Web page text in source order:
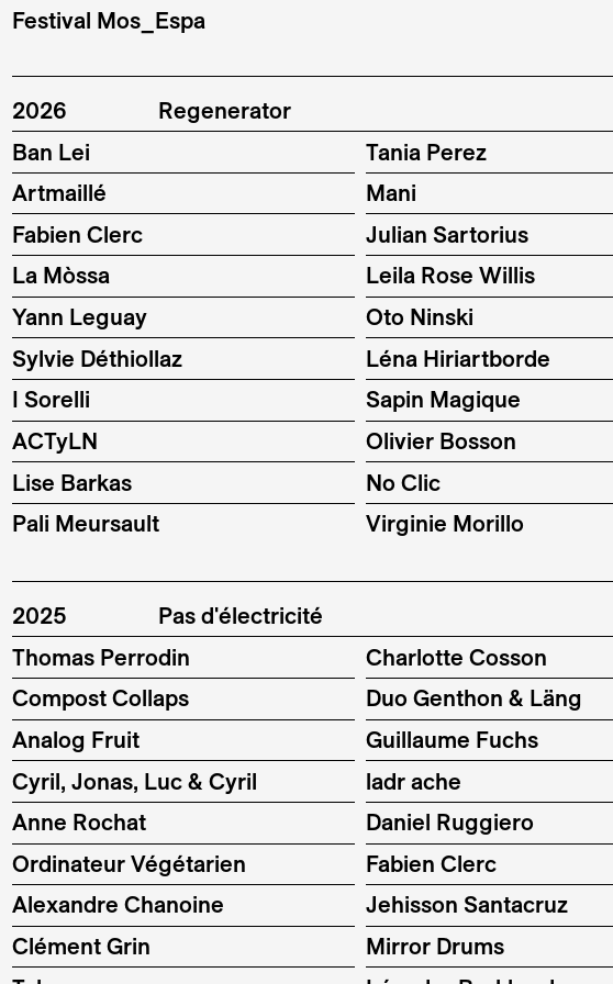
Festival Mos_Espa
2026
Regenerator
Ban Lei
Tania Perez
Artmaillé
Mani
Fabien Clerc
Julian Sartorius
La Mòssa
Leila Rose Willis
Yann Leguay
Oto Ninski
Sylvie Déthiollaz
Léna Hiriartborde
I Sorelli
Sapin Magique
ACTyLN
Olivier Bosson
Lise Barkas
No Clic
Pali Meursault
Virginie Morillo
2025
Pas d'électricité
Thomas Perrodin
Charlotte Cosson
Compost Collaps
Duo Genthon & Läng
Analog Fruit
Guillaume Fuchs
Cyril, Jonas, Luc & Cyril
ladr ache
Anne Rochat
Daniel Ruggiero
Ordinateur Végétarien
Fabien Clerc
Alexandre Chanoine
Jehisson Santacruz
Clément Grin
Mirror Drums